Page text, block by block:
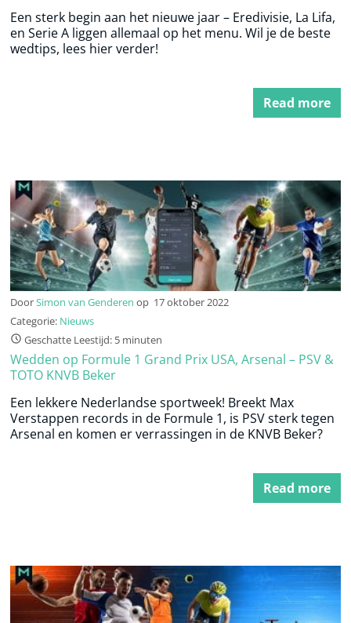
Een sterk begin aan het nieuwe jaar – Eredivisie, La Lifa,
en Serie A liggen allemaal op het menu. Wil je de beste
wedtips, lees hier verder!
Read more
DoorSimon van Genderen op 17 oktober 2022
Categorie: Nieuws
Geschatte Leestijd: 5 minuten
Wedden op Formule 1 Grand Prix USA, Arsenal – PSV &
TOTO KNVB Beker
Een lekkere Nederlandse sportweek! Breekt Max
Verstappen records in de Formule 1, is PSV sterk tegen
Arsenal en komen er verrassingen in de KNVB Beker?
Read more